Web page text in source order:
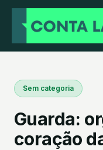
Sem categoria
Guarda:
coração